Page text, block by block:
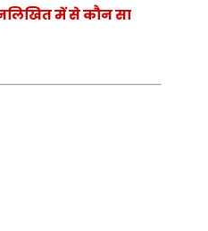
में से कौन सा